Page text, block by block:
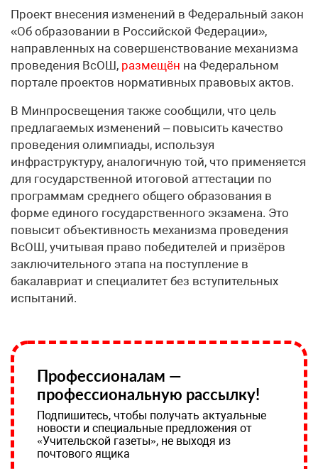
Проект внесения изменений в Федеральный закон
«Об образовании в Российской Федерации»,
направленных на совершенствование механизма
проведения ВсОШ, размещён на Федеральном
портале проектов нормативных правовых актов.
В Минпросвещения также сообщили, что цель
предлагаемых изменений – повысить качество
проведения олимпиады, используя
инфраструктуру, аналогичную той, что применяется
для государственной итоговой аттестации по
программам среднего общего образования в
форме единого государственного экзамена. Это
повысит объективность механизма проведения
ВсОШ, учитывая право победителей и призёров
заключительного этапа на поступление в
бакалавриат и специалитет без вступительных
испытаний.
Профессионалам —
профессиональную рассылку!
Подпишитесь, чтобы получать актуальные
новости и специальные предложения от
«Учительской газеты», не выходя из
почтового ящика